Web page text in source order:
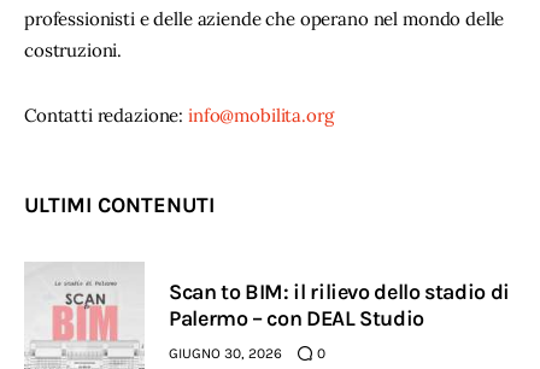
professionisti e delle aziende che operano nel mondo delle
costruzioni.
Contatti redazione: info@mobilita.org
ULTIMI CONTENUTI
Scan to BIM: il rilievo dello stadio di
Palermo – con DEAL Studio
GIUGNO 30, 2026 0